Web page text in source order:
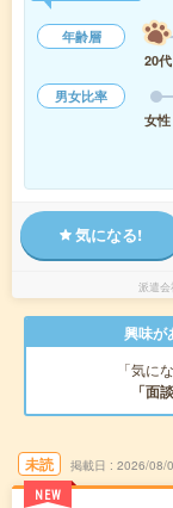
年齢層
20代
男女比率
女性
気になる!
派遣会
興味が
「気に
「面
未読
NEW
掲載日 2026/08/